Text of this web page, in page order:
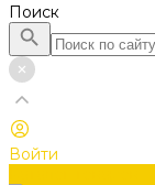
Поиск
Войти